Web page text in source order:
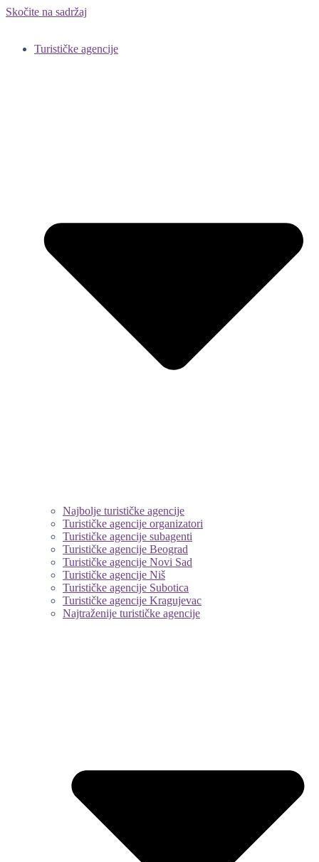
Skočite na sadržaj
Turističke agencije
Najbolje turističke agencije
Turističke agencije organizatori
Turističke agencije subagenti
Turističke agencije Beograd
Turističke agencije Novi Sad
Turističke agencije Niš
Turističke agencije Subotica
Turističke agencije Kragujevac
Najtraženije turističke agencije